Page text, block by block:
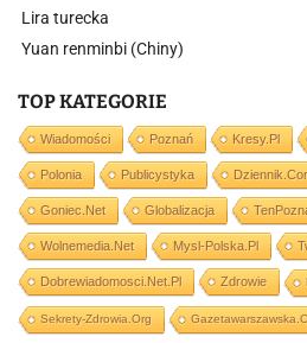
Lira turecka
Yuan renminbi (Chiny)
TOP KATEGORIE
Wiadomości Poznań Kresy.pl
Polonia Publicystyka
Goniec.net Globalizacja
Wolnemedia.net Mysl-Polska.pl
Dobrewiadomosci.net.pl Zdrowie
Sekrety-Zdrowia.org